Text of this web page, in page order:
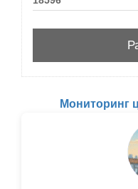
Мониторинг